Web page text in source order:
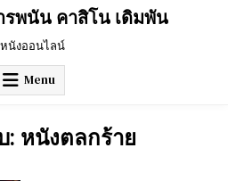
รพนัน คาสิโน เดิมพัน
นังออนไลน์
Menu
: หนังตลกร้าย